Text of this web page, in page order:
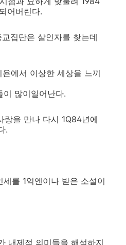
어버린다.
집단은 살인자를 찾는데
에서 이상한 세상을 느끼
이 많이일어난다.
랑을 만나 다시 1Q84년에
.
를 1억엔이나 받은 소설이
내제적 의미들을 해석하지